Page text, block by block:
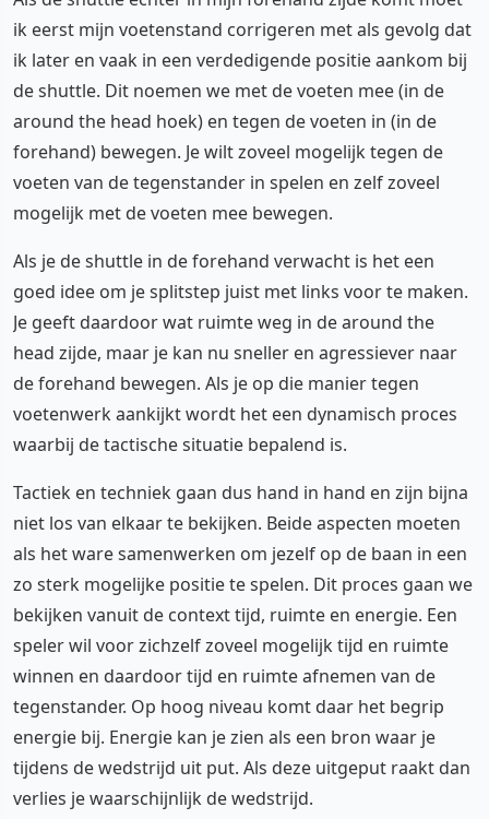
ik eerst mijn voetenstand corrigeren met als gevolg dat
ik later en vaak in een verdedigende positie aankom bij
de shuttle. Dit noemen we met de voeten mee (in de
around the head hoek) en tegen de voeten in (in de
forehand) bewegen. Je wilt zoveel mogelijk tegen de
voeten van de tegenstander in spelen en zelf zoveel
mogelijk met de voeten mee bewegen.
Als je de shuttle in de forehand verwacht is het een
goed idee om je splitstep juist met links voor te maken.
Je geeft daardoor wat ruimte weg in de around the
head zijde, maar je kan nu sneller en agressiever naar
de forehand bewegen. Als je op die manier tegen
voetenwerk aankijkt wordt het een dynamisch proces
waarbij de tactische situatie bepalend is.
Tactiek en techniek gaan dus hand in hand en zijn bijna
niet los van elkaar te bekijken. Beide aspecten moeten
als het ware samenwerken om jezelf op de baan in een
zo sterk mogelijke positie te spelen. Dit proces gaan we
bekijken vanuit de context tijd, ruimte en energie. Een
speler wil voor zichzelf zoveel mogelijk tijd en ruimte
winnen en daardoor tijd en ruimte afnemen van de
tegenstander. Op hoog niveau komt daar het begrip
energie bij. Energie kan je zien als een bron waar je
tijdens de wedstrijd uit put. Als deze uitgeput raakt dan
verlies je waarschijnlijk de wedstrijd.